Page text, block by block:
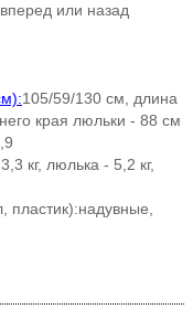
или назад
105/59/130 см, длина
края люльки - 88 см
кг, люлька - 5,2 кг,
пластик):надувные,